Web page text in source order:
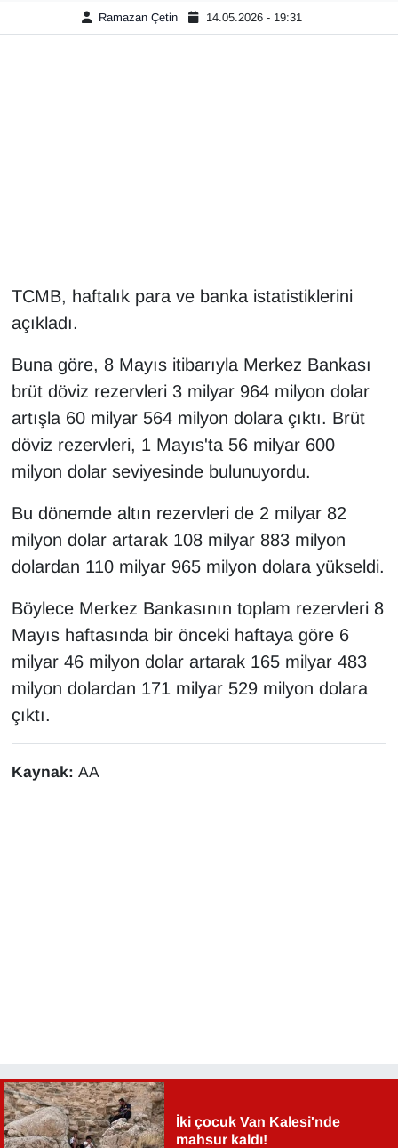
Ramazan Çetin 14.05.2026 - 19:31
TCMB, haftalık para ve banka istatistiklerini
açıkladı.
Buna göre, 8 Mayıs itibarıyla Merkez Bankası
brüt döviz rezervleri 3 milyar 964 milyon dolar
artışla 60 milyar 564 milyon dolara çıktı. Brüt
döviz rezervleri, 1 Mayıs'ta 56 milyar 600
milyon dolar seviyesinde bulunuyordu.
Bu dönemde altın rezervleri de 2 milyar 82
milyon dolar artarak 108 milyar 883 milyon
dolardan 110 milyar 965 milyon dolara yükseldi.
Böylece Merkez Bankasının toplam rezervleri 8
Mayıs haftasında bir önceki haftaya göre 6
milyar 46 milyon dolar artarak 165 milyar 483
milyon dolardan 171 milyar 529 milyon dolara
çıktı.
Kaynak: AA
İki çocuk Van Kalesi'nde
mahsur kaldı!
En çok konuşulanlar
İngilizce
Kadın
Kamu Alımları
Kim Kimdir?
KURDÎ
MEDYA
ONE EKONOMİ
POLİTİKA
Resmi İlanlar
TEBRİK
TEKNOLOJİ